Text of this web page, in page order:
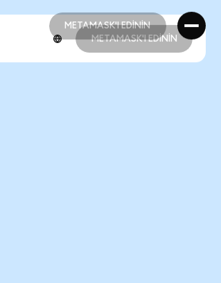
METAMASK'I EDİNİN
METAMASK'I EDİNİN
METAMASK'I EDİNİN